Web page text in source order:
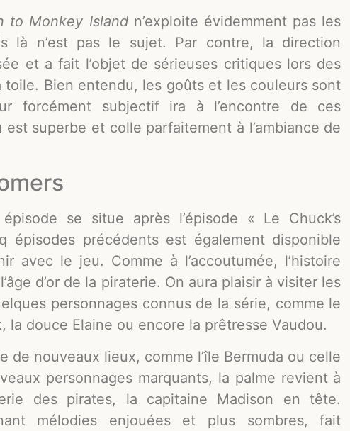
to Monkey Islandn’exploite évidemment pas les
là n’est pas le sujet. Par contre, la direction
et a fait l’objet de sérieuses critiques lors des
toile. Bien entendu, les goûts et les couleurs sont
forcément subjectif ira à l’encontre de ces
superbe et colle parfaitement à l’ambiance de
se situe après l’épisode « Le Chuck’s
épisodes précédents est également disponible
avec le jeu. Comme à l’accoutumée, l’histoire
d’or de la piraterie. On aura plaisir à visiter les
personnages connus de la série, comme le
la douce Elaine ou encore la prêtresse Vaudou.
de nouveaux lieux, comme l’île Bermuda ou celle
personnages marquants, la palme revient à
des pirates, la capitaine Madison en tête.
mélodies enjouées et plus sombres, fait